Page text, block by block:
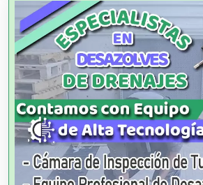
Agencias de Publicidad
Agencias de Viajes
Agricultores
Agricultura y Ganadería